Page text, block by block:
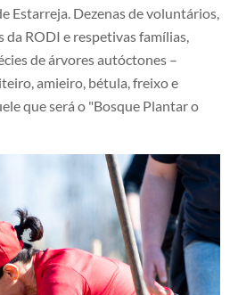
Estarreja. Dezenas de voluntários,
RODI e respetivas famílias,
de árvores autóctones –
amieiro, bétula, freixo e
que será o "Bosque Plantar o